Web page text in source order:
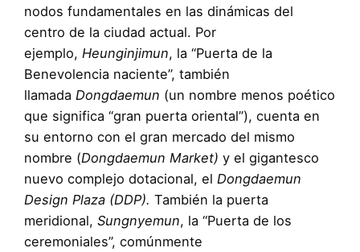
nodos fundamentales en las dinámicas del
centro de la ciudad actual. Por
ejemplo, Heunginjimun, la “Puerta de la
Benevolencia naciente”, también
llamada Dongdaemun (un nombre menos poético
que significa “gran puerta oriental”), cuenta en
su entorno con el gran mercado del mismo
nombre (Dongdaemun Market) y el gigantesco
nuevo complejo dotacional, el Dongdaemun
Design Plaza (DDP). También la puerta
meridional, Sungnyemun, la “Puerta de los
ceremoniales”, comúnmente